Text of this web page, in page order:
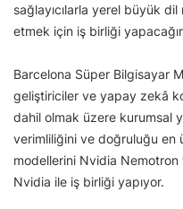
sağlayıcılarla yerel büyük
etmek için iş birliği
Barcelona Süper Bilgisayar
geliştiriciler ve yapay zekâ
dahil olmak üzere kurumsal
verimliliğini ve doğruluğu en
modellerini Nvidia
Nvidia ile iş birliği yapıyor.